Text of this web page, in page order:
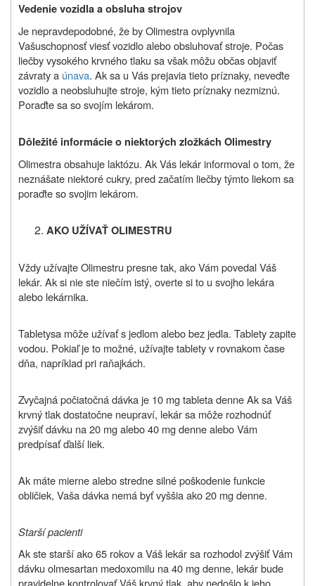
Vedenie vozidla a obsluha strojov
Je nepravdepodobné, že by Olimestra ovplyvnila
Vašuschopnosť viesť vozidlo alebo obsluhovať stroje. Počas
liečby vysokého krvného tlaku sa však môžu občas objaviť
závraty a únava. Ak sa u Vás prejavia tieto príznaky, neveďte
vozidlo a neobsluhujte stroje, kým tieto príznaky nezmiznú.
Poraďte sa so svojím lekárom.
Dôležité informácie o niektorých zložkách Olimestry
Olimestra obsahuje laktózu. Ak Vás lekár informoval o tom, že
neznášate niektoré cukry, pred začatím liečby týmto liekom sa
poraďte so svojim lekárom.
AKO UŽÍVAŤ OLIMESTRU
Vždy užívajte Olimestru presne tak, ako Vám povedal Váš
lekár. Ak si nie ste niečím istý, overte si to u svojho lekára
alebo lekárnika.
Tabletysa môže užívať s jedlom alebo bez jedla. Tablety zapite
vodou. Pokiaľ je to možné, užívajte tablety v rovnakom čase
dňa, napríklad pri raňajkách.
Zvyčajná počiatočná dávka je 10 mg tableta denne Ak sa Váš
krvný tlak dostatočne neupraví, lekár sa môže rozhodnúť
zvýšiť dávku na 20 mg alebo 40 mg denne alebo Vám
predpísať ďalší liek.
Ak máte mierne alebo stredne silné poškodenie funkcie
obličiek, Vaša dávka nemá byť vyššia ako 20 mg denne.
Starší pacienti
Ak ste starší ako 65 rokov a Váš lekár sa rozhodol zvýšiť Vám
dávku olmesartan medoxomilu na 40 mg denne, lekár bude
pravidelne kontrolovať Váš krvný tlak, aby nedošlo k jeho